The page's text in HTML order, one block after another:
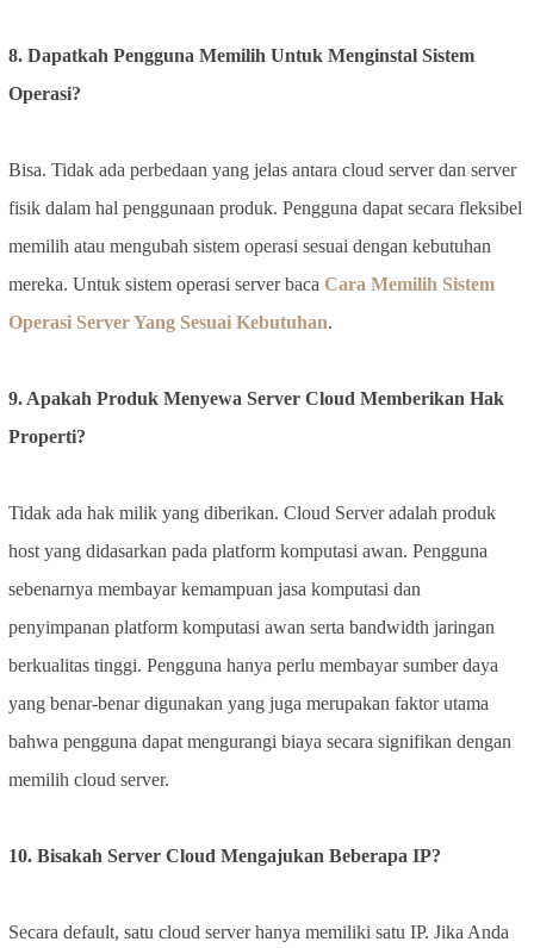
8. Dapatkah Pengguna Memilih Untuk Menginstal Sistem
Operasi?
Bisa. Tidak ada perbedaan yang jelas antara cloud server dan server
fisik dalam hal penggunaan produk. Pengguna dapat secara fleksibel
memilih atau mengubah sistem operasi sesuai dengan kebutuhan
mereka. Untuk sistem operasi server baca Cara Memilih Sistem
Operasi Server Yang Sesuai Kebutuhan.
9. Apakah Produk Menyewa Server Cloud Memberikan Hak
Properti?
Tidak ada hak milik yang diberikan. Cloud Server adalah produk
host yang didasarkan pada platform komputasi awan. Pengguna
sebenarnya membayar kemampuan jasa komputasi dan
penyimpanan platform komputasi awan serta bandwidth jaringan
berkualitas tinggi. Pengguna hanya perlu membayar sumber daya
yang benar-benar digunakan yang juga merupakan faktor utama
bahwa pengguna dapat mengurangi biaya secara signifikan dengan
memilih cloud server.
10. Bisakah Server Cloud Mengajukan Beberapa IP?
Secara default, satu cloud server hanya memiliki satu IP. Jika Anda